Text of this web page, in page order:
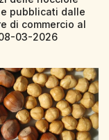
pubblicati dalle
di commercio al
03-2026